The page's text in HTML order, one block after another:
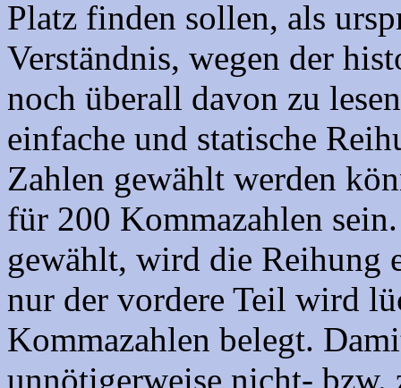
Platz finden sollen, als
Verständnis, wegen der
noch überall davon zu
einfache und statische
Zahlen gewählt werden
für 200 Kommazahlen
gewählt, wird die Reihung
nur der vordere Teil wird
Kommazahlen belegt.
unnötigerweise nicht-